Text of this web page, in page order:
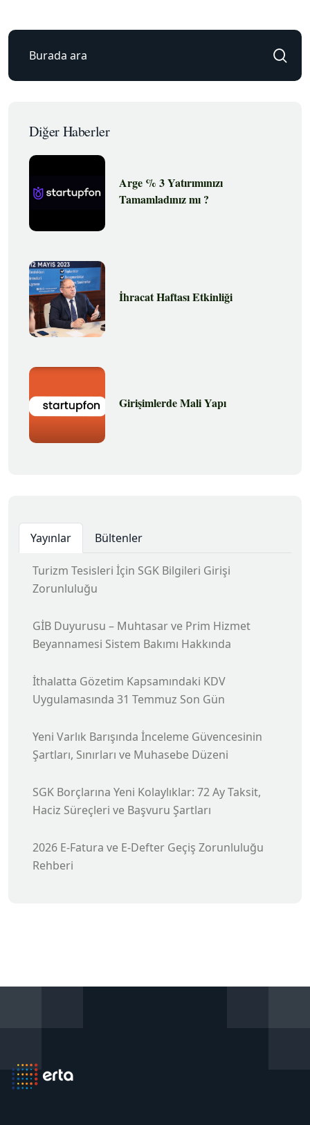
Diğer Haberler
Arge % 3 Yatırımınızı
Tamamladınız mı ?
İhracat Haftası Etkinliği
Girişimlerde Mali Yapı
Yayınlar Bültenler
Turizm Tesisleri İçin SGK Bilgileri Girişi
Zorunluluğu
GİB Duyurusu – Muhtasar ve Prim Hizmet
Beyannamesi Sistem Bakımı Hakkında
İthalatta Gözetim Kapsamındaki KDV
Uygulamasında 31 Temmuz Son Gün
Yeni Varlık Barışında İnceleme Güvencesinin
Şartları, Sınırları ve Muhasebe Düzeni
SGK Borçlarına Yeni Kolaylıklar: 72 Ay Taksit,
Haciz Süreçleri ve Başvuru Şartları
2026 E-Fatura ve E-Defter Geçiş Zorunluluğu
Rehberi